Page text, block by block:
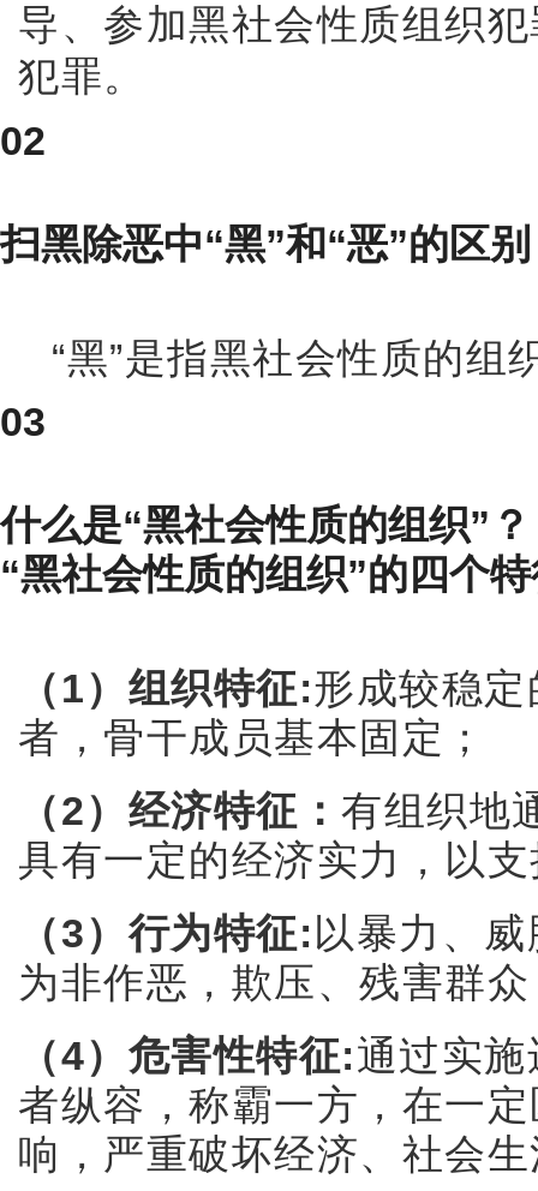
导、参加黑社会性质组织
犯罪。
02
扫黑除恶中“黑”和“恶”的区
“黑”是指黑社会性质的组
03
什么是“黑社会性质的组织”？
“黑社会性质的组织”的四个
（1）组织特征:形成较稳
者，骨干成员基本固定；
（2）经济特征： 有组织地
具有一定的经济实力，以
（3）行为特征: 以暴力、
为非作恶，欺压、残害群
（4）危害性特征:通过实
者纵容，称霸一方，在一
响，严重破坏经济、社会